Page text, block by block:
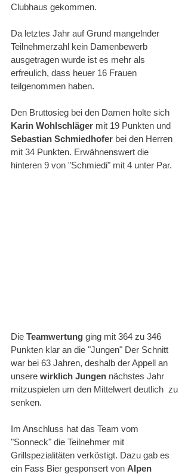
Clubhaus gekommen.
Da letztes Jahr auf Grund mangelnder
Teilnehmerzahl kein Damenbewerb
ausgetragen wurde ist es mehr als
erfreulich, dass heuer 16 Frauen
teilgenommen haben.
Den Bruttosieg bei den Damen holte sich
Karin Wohlschläger mit 19 Punkten und
Sebastian Schmiedhofer bei den Herren
mit 34 Punkten. Erwähnenswert die
hinteren 9 von "Schmiedi" mit 4 unter Par.
Die Teamwertung ging mit 364 zu 346
Punkten klar an die "Jungen" Der Schnitt
war bei 63 Jahren, deshalb der Appell an
unsere wirklich Jungen nächstes Jahr
mitzuspielen um den Mittelwert deutlich  zu
senken.
Im Anschluss hat das Team vom
"Sonneck" die Teilnehmer mit
Grillspezialitäten verköstigt. Dazu gab es
ein Fass Bier gesponsert von Alpen